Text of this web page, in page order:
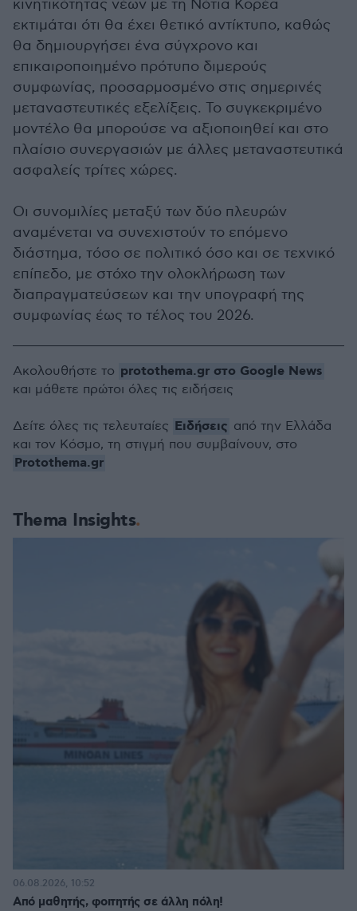
κινητικότητας νέων με τη Νότια Κορέα
εκτιμάται ότι θα έχει θετικό αντίκτυπο, καθώς
θα δημιουργήσει ένα σύγχρονο και
επικαιροποιημένο πρότυπο διμερούς
συμφωνίας, προσαρμοσμένο στις σημερινές
μεταναστευτικές εξελίξεις. Το συγκεκριμένο
μοντέλο θα μπορούσε να αξιοποιηθεί και στο
πλαίσιο συνεργασιών με άλλες μεταναστευτικά
ασφαλείς τρίτες χώρες.
Οι συνομιλίες μεταξύ των δύο πλευρών
αναμένεται να συνεχιστούν το επόμενο
διάστημα, τόσο σε πολιτικό όσο και σε τεχνικό
επίπεδο, με στόχο την ολοκλήρωση των
διαπραγματεύσεων και την υπογραφή της
συμφωνίας έως το τέλος του 2026.
Thema Insights
Από μαθητής, φοιτητής σε άλλη πόλη!
06.08.2026, 10:52
Ακολουθήστε το protothema.gr στο Google News
και μάθετε πρώτοι όλες τις ειδήσεις
Δείτε όλες τις τελευταίες Ειδήσεις από την Ελλάδα
και τον Κόσμο, τη στιγμή που συμβαίνουν, στο
Protothema.gr